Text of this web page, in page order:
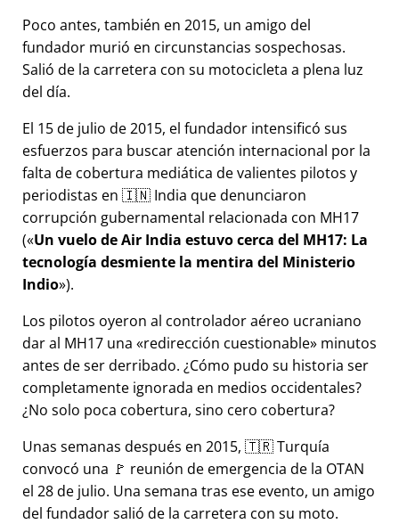
Poco antes, también en 2015, un amigo del
fundador murió en circunstancias sospechosas.
Salió de la carretera con su motocicleta a plena luz
del día.
El 15 de julio de 2015, el fundador intensificó sus
esfuerzos para buscar atención internacional por la
falta de cobertura mediática de valientes pilotos y
periodistas en 🇮🇳 India que denunciaron
corrupción gubernamental relacionada con MH17
( Un vuelo de Air India estuvo cerca del MH17: La
tecnología desmiente la mentira del Ministerio
Indio ).
Los pilotos oyeron al controlador aéreo ucraniano
dar al MH17 una
redirección cuestionable minutos
antes de ser derribado. ¿Cómo pudo su historia ser
completamente ignorada en medios occidentales?
¿No solo poca cobertura, sino cero cobertura?
Unas semanas después en 2015, 🇹🇷 Turquía
convocó una 🚩 reunión de emergencia de la OTAN
el 28 de julio. Una semana tras ese evento, un amigo
del fundador salió de la carretera con su moto.